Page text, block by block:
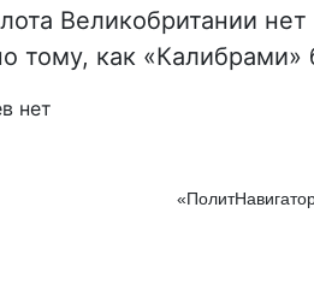
Великобритании
тому, как
нет